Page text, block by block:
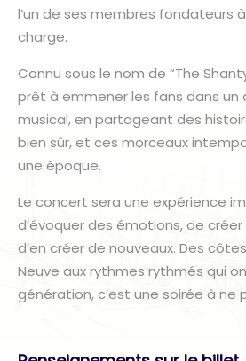
l’un de ses membres fondateurs
charge.
Connu sous le nom de “The
prêt à emmener les fans dans un
musical, en partageant des
bien sûr, et ces morceaux
une époque.
Le concert sera une expérience
d’évoquer des émotions, de
d’en créer de nouveaux. Des
Neuve aux rythmes rythmés qui
génération, c’est une soirée à ne